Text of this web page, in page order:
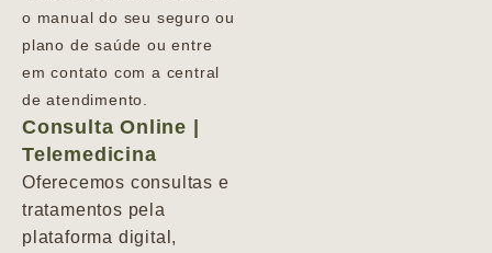
o manual do seu seguro ou
plano de saúde ou entre
em contato com a central
de atendimento.
Consulta Online |
Telemedicina
Oferecemos consultas e
tratamentos pela
plataforma digital,